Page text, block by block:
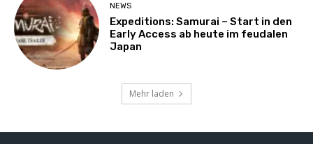
NEWS
Expeditions: Samurai – Start in den
Early Access ab heute im feudalen
Japan
Mehr laden